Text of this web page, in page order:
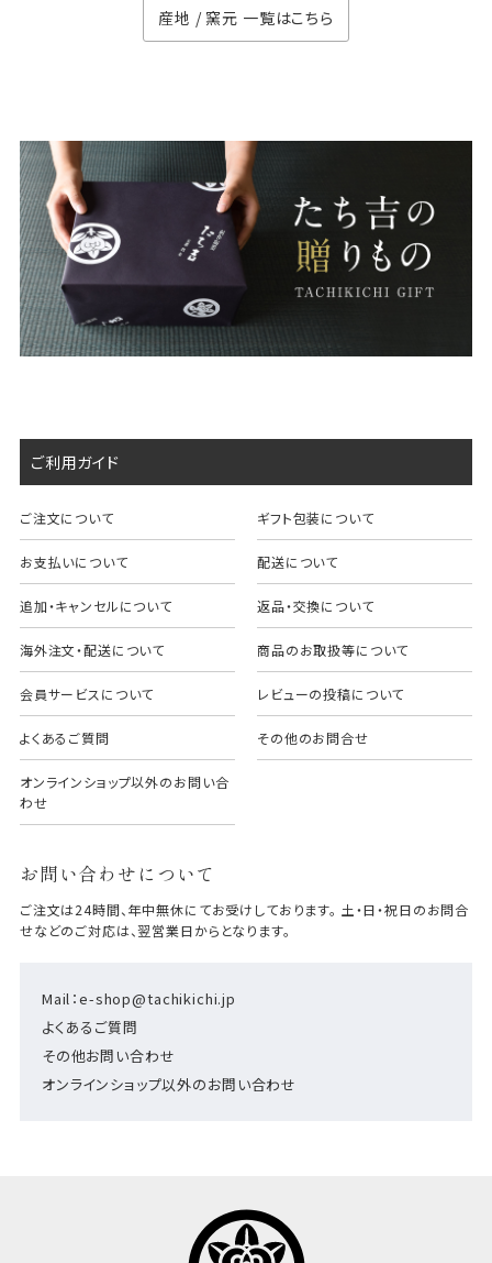
産地 / 窯元 一覧はこちら
ご利用ガイド
ご注文について ギフト包装について
お支払いについて 配送について
追加・キャンセルについて 返品・交換について
海外注文・配送について 商品のお取扱等について
会員サービスについて レビューの投稿について
よくあるご質問 その他のお問合せ
オンラインショップ以外のお問い合
わせ
お問い合わせについて
Mail：e-shop@tachikichi.jp
よくあるご質問
その他お問い合わせ
オンラインショップ以外のお問い合わせ
ご注文は24時間、年中無休にてお受けしております。 土・日・祝日のお問合
せなどのご対応は、翌営業日からとなります。